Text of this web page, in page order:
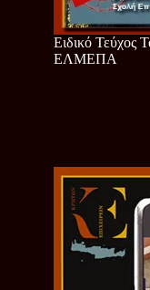
Ειδικό Τεύχος
ΕΛΜΕΠΑ